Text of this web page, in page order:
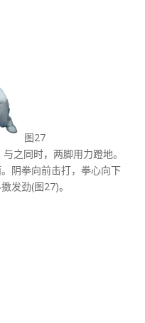
图27
之同时，两脚用力蹬地。
阴拳向前击打，拳心向下
发劲(图27)。